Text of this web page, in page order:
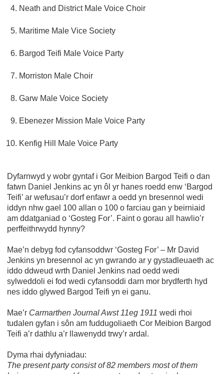
Neath and District Male Voice Choir
Maritime Male Vice Society
Bargod Teifi Male Voice Party
Morriston Male Choir
Garw Male Voice Society
Ebenezer Mission Male Voice Party
Kenfig Hill Male Voice Party
Dyfarnwyd y wobr gyntaf i Gor Meibion Bargod Teifi o dan
fatwn Daniel Jenkins ac yn ôl yr hanes roedd enw ‘Bargod
Teifi’ ar wefusau’r dorf enfawr a oedd yn bresennol wedi
iddyn nhw gael 100 allan o 100 o farciau gan y beirniaid
am ddatganiad o ‘Gosteg For’. Faint o gorau all hawlio’r
perffeithrwydd hynny?
Mae’n debyg fod cyfansoddwr ‘Gosteg For’ – Mr David
Jenkins yn bresennol ac yn gwrando ar y gystadleuaeth ac
iddo ddweud wrth Daniel Jenkins nad oedd wedi
sylweddoli ei fod wedi cyfansoddi darn mor brydferth hyd
nes iddo glywed Bargod Teifi yn ei ganu.
Mae’r Carmarthen Journal Awst 11eg 1911 wedi rhoi
tudalen gyfan i sôn am fuddugoliaeth Cor Meibion Bargod
Teifi a’r dathlu a’r llawenydd trwy’r ardal.
Dyma rhai dyfyniadau:
The present party consist of 82 members most of them